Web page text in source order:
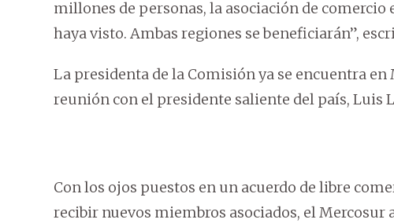
millones de personas, la asociación de
haya visto. Ambas regiones se beneficiarán”,
La presidenta de la Comisión ya se encuentra en
reunión con el presidente saliente del país, Luis
Con los ojos puestos en un acuerdo de libre
recibir nuevos miembros asociados, el Mercosur